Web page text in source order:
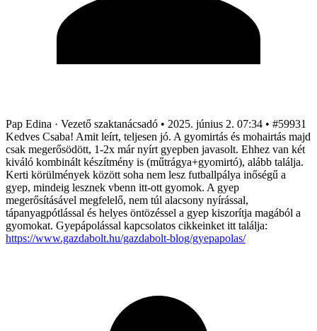
Pap Edina · Vezető szaktanácsadó • 2025. június 2. 07:34 • #59931
Kedves Csaba! Amit leírt, teljesen jó. A gyomirtás és mohairtás majd
csak megerősödött, 1-2x már nyírt gyepben javasolt. Ehhez van két
kiváló kombinált készítmény is (műtrágya+gyomirtó), alább találja.
Kerti körülmények között soha nem lesz futballpálya inőségű a
gyep, mindeig lesznek vbenn itt-ott gyomok. A gyep
megerősításável megfelelő, nem túl alacsony nyírással,
tápanyagpótlással és helyes öntözéssel a gyep kiszorítja magából a
gyomokat. Gyepápolással kapcsolatos cikkeinket itt találja:
https://www.gazdabolt.hu/gazdabolt-blog/gyepapolas/